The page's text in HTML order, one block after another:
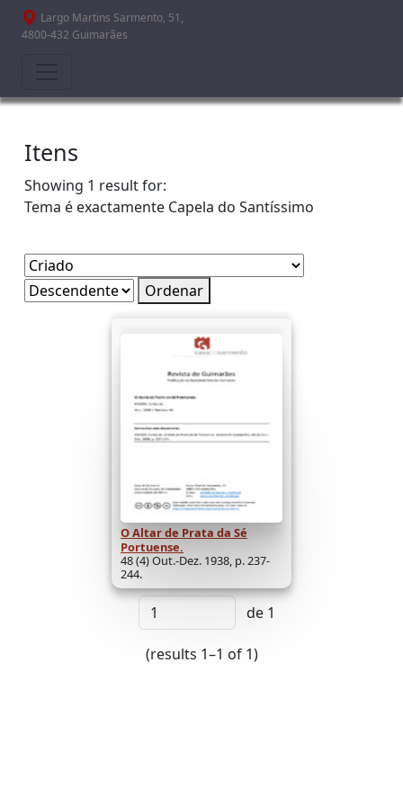
Passar para o conteúdo principal
Largo Martins Sarmento, 51,
4800-432 Guimarães
Itens
Showing 1 result for:
Tema é exactamente Capela do Santíssimo
Ordenar
O Altar de Prata da Sé
Portuense.
48 (4) Out.-Dez. 1938, p. 237-
244.
de 1
(results 1–1 of 1)